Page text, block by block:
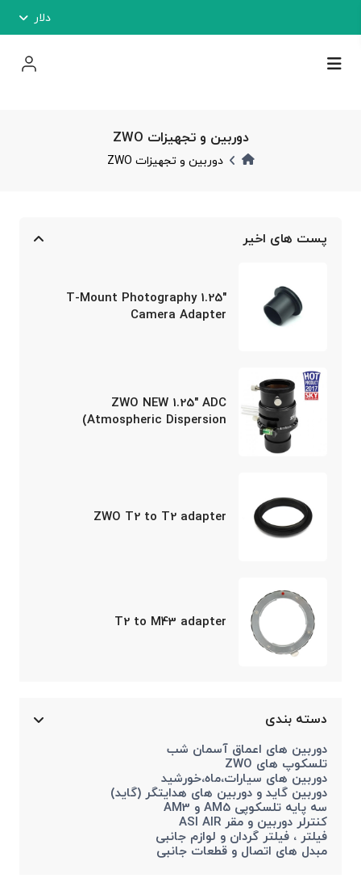
دلار
دوربین و تجهیزات ZWO
دوربین و تجهیزات ZWO
پست های اخیر
1.25″ T-Mount Photography
Camera Adapter
ZWO NEW 1.25″ ADC
(Atmospheric Dispersion
ZWO T2 to T2 adapter
T2 to M43 adapter
دسته بندی
دوربین های اعماق آسمان شب
تلسکوپ های ZWO
دوربین های سیارات،ماه،خورشید
دوربین گاید و دوربین های هدایتگر (گاید)
سه پایه تلسکوپی AM5 و AM3
کنترلر دوربین و مقر ASI AIR
فیلتر ، فیلتر گردان و لوازم جانبی
مبدل های اتصال و قطعات جانبی